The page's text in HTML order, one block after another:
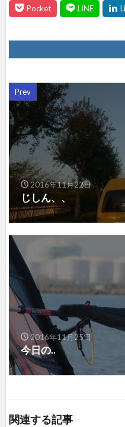
Prev
2016年11月22日
じしん、、
2016年11月25日
今日の..
関連する記事